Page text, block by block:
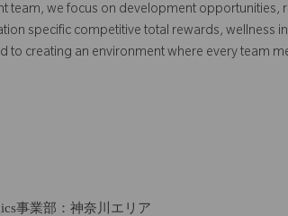
team, we focus on development opportunities,
specific competitive total rewards, wellness
to creating an environment where every team
事業部：神奈川エリア